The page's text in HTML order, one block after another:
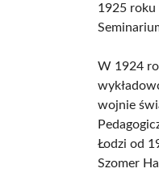
1925 roku
W 1924
wojnie
Łodzi od
Szomer